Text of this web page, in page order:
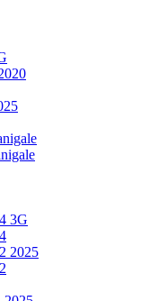
3G
2025